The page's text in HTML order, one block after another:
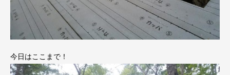
今日はここまで！